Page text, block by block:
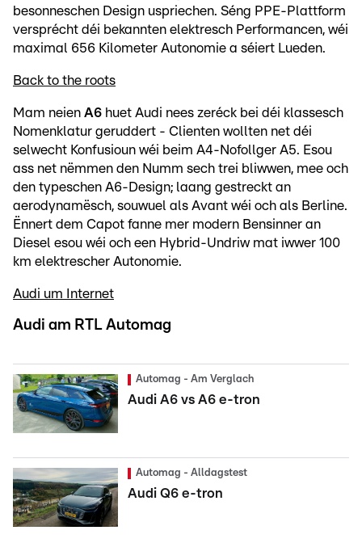
besonneschen Design uspriechen. Séng PPE-Plattform
versprécht déi bekannten elektresch Performancen, wéi
maximal 656 Kilometer Autonomie a séiert Lueden.
Back to the roots
Mam neien A6 huet Audi nees zeréck bei déi klassesch
Nomenklatur geruddert - Clienten wollten net déi
selwecht Konfusioun wéi beim A4-Nofollger A5. Esou
ass net nëmmen den Numm sech trei bliwwen, mee och
den typeschen A6-Design; laang gestreckt an
aerodynamësch, souwuel als Avant wéi och als Berline.
Ënnert dem Capot fanne mer modern Bensinner an
Diesel esou wéi och een Hybrid-Undriw mat iwwer 100
km elektrescher Autonomie.
Audi um Internet
Audi am RTL Automag
Automag - Am Verglach
Audi A6 vs A6 e-tron
Automag - Alldagstest
Audi Q6 e-tron